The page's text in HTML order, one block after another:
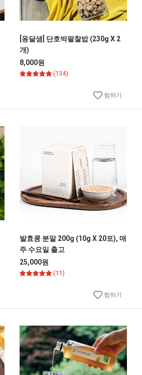
[옹달샘] 단호박팥찰밥 (230g X 2
개)
8,000원
(134)
찜하기
발효콩 분말 200g (10g X 20포), 매
주 수요일 출고
25,000원
(11)
찜하기